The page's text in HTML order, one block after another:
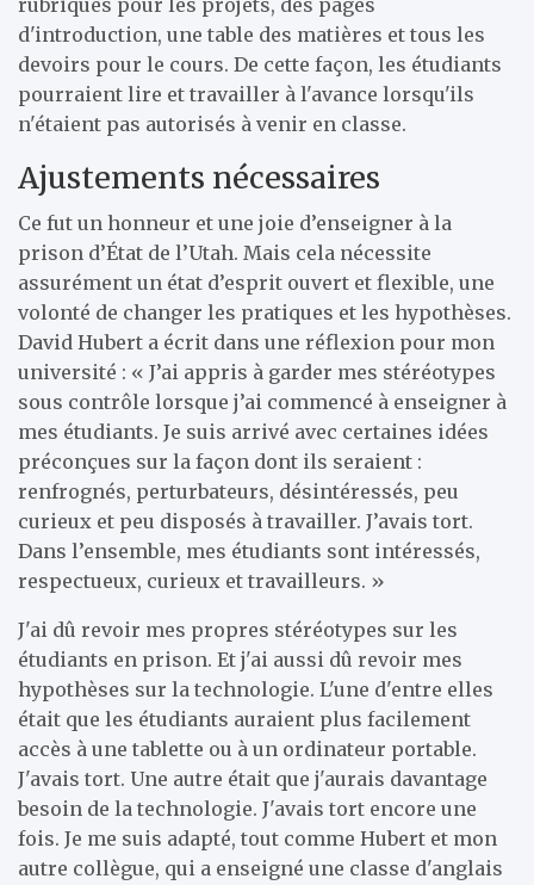
rubriques pour les projets, des pages
d'introduction, une table des matières et tous les
devoirs pour le cours. De cette façon, les étudiants
pourraient lire et travailler à l'avance lorsqu'ils
n'étaient pas autorisés à venir en classe.
Ajustements nécessaires
Ce fut un honneur et une joie d’enseigner à la
prison d’État de l’Utah. Mais cela nécessite
assurément un état d’esprit ouvert et flexible, une
volonté de changer les pratiques et les hypothèses.
David Hubert a écrit dans une réflexion pour mon
université : « J’ai appris à garder mes stéréotypes
sous contrôle lorsque j’ai commencé à enseigner à
mes étudiants. Je suis arrivé avec certaines idées
préconçues sur la façon dont ils seraient :
renfrognés, perturbateurs, désintéressés, peu
curieux et peu disposés à travailler. J’avais tort.
Dans l’ensemble, mes étudiants sont intéressés,
respectueux, curieux et travailleurs. »
J'ai dû revoir mes propres stéréotypes sur les
étudiants en prison. Et j'ai aussi dû revoir mes
hypothèses sur la technologie. L'une d'entre elles
était que les étudiants auraient plus facilement
accès à une tablette ou à un ordinateur portable.
J'avais tort. Une autre était que j'aurais davantage
besoin de la technologie. J'avais tort encore une
fois. Je me suis adapté, tout comme Hubert et mon
autre collègue, qui a enseigné une classe d'anglais